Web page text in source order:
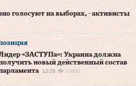
голосуют на выборах, - активисты
«ЗАСТУПа»: Украина должна
новый действенный состав
12:25 13895